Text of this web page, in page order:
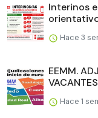
Interinos
Hace 3
EEMM.
Hace 1